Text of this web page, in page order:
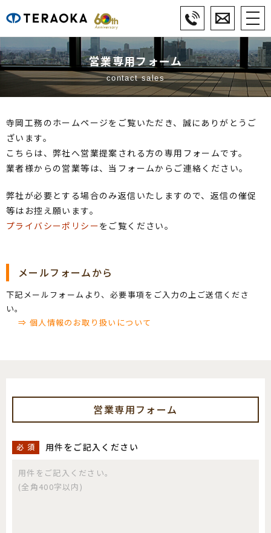
営業専用フォーム
contact sales
寺岡工務のホームページをご覧いただき、誠にありがとうご
ざいます。
こちらは、弊社へ営業提案される方の専用フォームです。
業者様からの営業等は、当フォームからご連絡ください。
弊社が必要とする場合のみ返信いたしますので、返信の催促
等はお控え願います。
プライバシーポリシーをご覧ください。
メールフォームから
下記メールフォームより、必要事項をご入力の上ご送信くださ
い。
⇒ 個人情報のお取り扱いについて
営業専用フォーム
必 須 用件をご記入ください